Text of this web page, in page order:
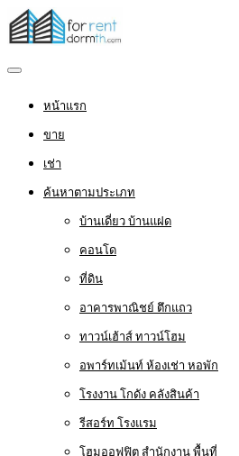
หน้าแรก
ขาย
เช่า
ค้นหาตามประเภท
บ้านเดี่ยว บ้านแฝด
คอนโด
ที่ดิน
อาคารพาณิชย์ ตึกแถว
ทาวน์เฮ้าส์ ทาวน์โฮม
อพาร์ทเม้นท์ ห้องเช่า หอพัก
โรงงาน โกดัง คลังสินค้า
รีสอร์ท โรงแรม
โฮมออฟฟิต สำนักงาน พื้นที่